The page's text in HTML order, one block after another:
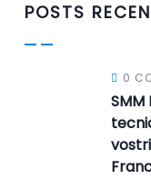
POSTS
0
SMM